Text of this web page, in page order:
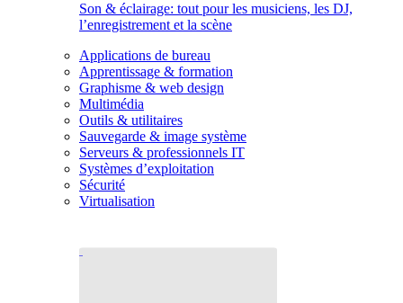
Son & éclairage: tout pour les musiciens, les DJ,
l’enregistrement et la scène
Applications de bureau
Apprentissage & formation
Graphisme & web design
Multimédia
Outils & utilitaires
Sauvegarde & image système
Serveurs & professionnels IT
Systèmes d’exploitation
Sécurité
Virtualisation